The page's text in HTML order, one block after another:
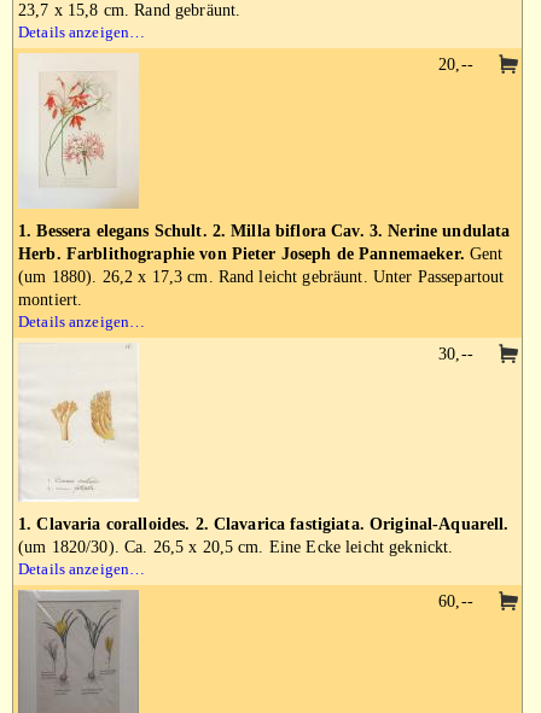
23,7 x 15,8 cm. Rand gebräunt.
Details anzeigen…
1. Bessera elegans Schult. 2. Milla biflora Cav. 3. Nerine undulata
Herb. Farblithographie von Pieter Joseph de Pannemaeker. Gent
(um 1880). 26,2 x 17,3 cm. Rand leicht gebräunt. Unter Passepartout
montiert.
Details anzeigen…
20,--
1. Clavaria coralloides. 2. Clavarica fastigiata. Original-Aquarell.
(um 1820/30). Ca. 26,5 x 20,5 cm. Eine Ecke leicht geknickt.
Details anzeigen…
30,--
60,--